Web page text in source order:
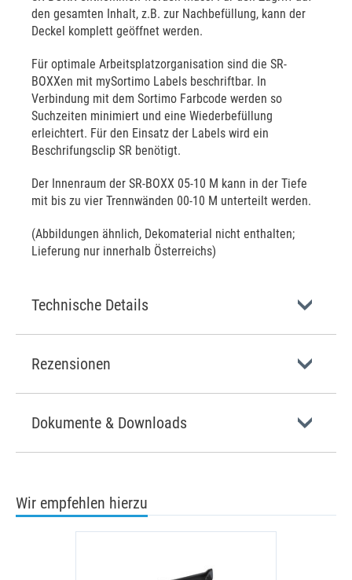
den gesamten Inhalt, z.B. zur Nachbefüllung, kann der
Deckel komplett geöffnet werden.
Für optimale Arbeitsplatzorganisation sind die SR-
BOXXen mit mySortimo Labels beschriftbar. In
Verbindung mit dem Sortimo Farbcode werden so
Suchzeiten minimiert und eine Wiederbefüllung
erleichtert. Für den Einsatz der Labels wird ein
Beschrifungsclip SR benötigt.
Der Innenraum der SR-BOXX 05-10 M kann in der Tiefe
mit bis zu vier Trennwänden 00-10 M unterteilt werden.
(Abbildungen ähnlich, Dekomaterial nicht enthalten;
Lieferung nur innerhalb Österreichs)
Technische Details
Rezensionen
Dokumente & Downloads
Wir empfehlen hierzu